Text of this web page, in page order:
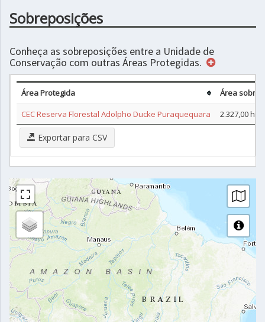
Sobreposições
Conheça as sobreposições entre a Unidade de
Conservação com outras Áreas Protegidas.
Área Protegida
Área
CEC Reserva Florestal Adolpho Ducke Puraquequara
2.327,00 ha
Exportar para CSV